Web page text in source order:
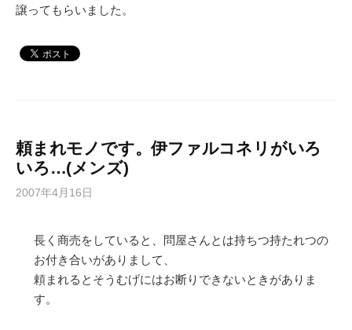
譲ってもらいました。
頼まれモノです。伊ファルコネリがいろ
いろ…(メンズ)
2007年4月16日
長く商売をしていると、問屋さんとは持ちつ持たれつの
お付き合いがありまして、
頼まれるとそうむげにはお断りできないときがありま
す。